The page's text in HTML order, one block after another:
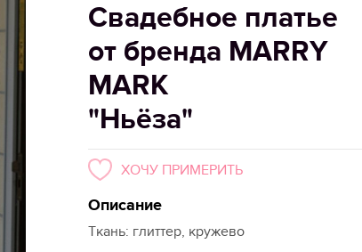
Свадебное платье
от бренда MARRY
MARK
"Ньёза"
ХОЧУ ПРИМЕРИТЬ
Описание
Ткань: глиттер, кружево